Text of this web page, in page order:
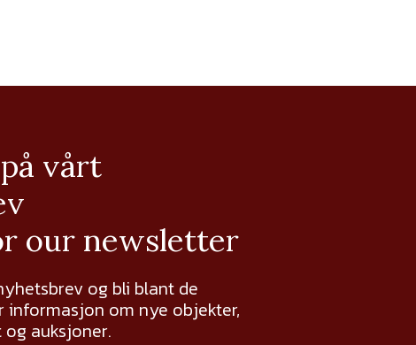
vårt
our newsletter
og bli blant de
om nye objekter,
auksjoner.